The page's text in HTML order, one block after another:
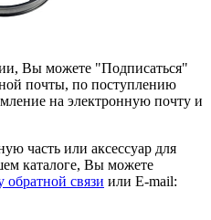
Вы можете "Подписаться"
почты, по поступлению
на электронную почту и
часть или аксессуар для
каталоге, Вы можете
обратной связи или E-mail: